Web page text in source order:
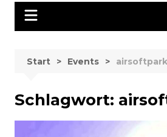
Start Events
Schlagwort: